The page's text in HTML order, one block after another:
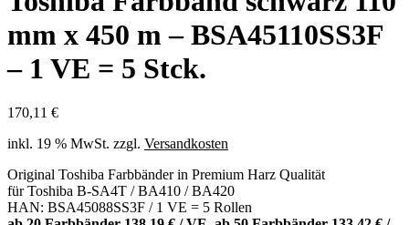
mm x 450 m – BSA45110SS3F
– 1 VE = 5 Stck.
170,11 €
inkl. 19 % MwSt. zzgl. Versandkosten
Original Toshiba Farbbänder in Premium Harz Qualität
für Toshiba B-SA4T / BA410 / BA420
HAN: BSA45088SS3F / 1 VE = 5 Rollen